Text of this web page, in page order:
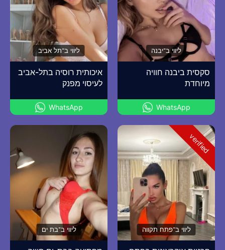
ליווי ב־יבנה
סקסית ביבנה חוויה
מיוחדת
WhatsApp
ליווי ב־תל אביב
איכותית רוסיה בתל-אביב
לעיסוי מפנק
WhatsApp
verified
ליווי ב־פתח תקווה ליווי ב־בת ים